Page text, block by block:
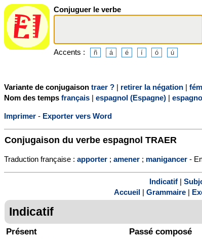
Conjuguer le verbe
Accents :
Variante de conjugaison traer ? | retirer la négation |
Nom des temps français | espagnol (Espagne) |
Imprimer - Exporter vers Word
Conjugaison du verbe espagnol TRAER
Traduction française : apporter ; amener ; manigancer -
Indicatif|
Accueil
Grammaire
Indicatif
Présent Passé composé